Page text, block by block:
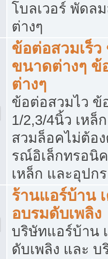
โบลเวอร์ พัดล
ต่างๆ
ข้อต่อสวมเร็
ขนาดต่างๆ ข้
ต่างๆ
ข้อต่อสวมไว ข้
1/2,3/4นิ้ว เหล็
สวมล็อคไม่ต้อ
รณ์อิเล็กทรอนิ
เหล็ก และอุปก
ร้านแอร์บ้าน
อบรมดับเพลิง
บริษัทแอร์บ้าน
ดับเพลิง และ